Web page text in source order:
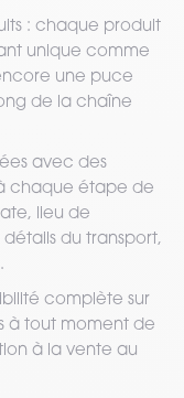
: chaque produit
unique comme
une puce
de la chaîne
avec des
chaque étape de
lieu de
du transport,
complète sur
à tout moment de
à la vente au